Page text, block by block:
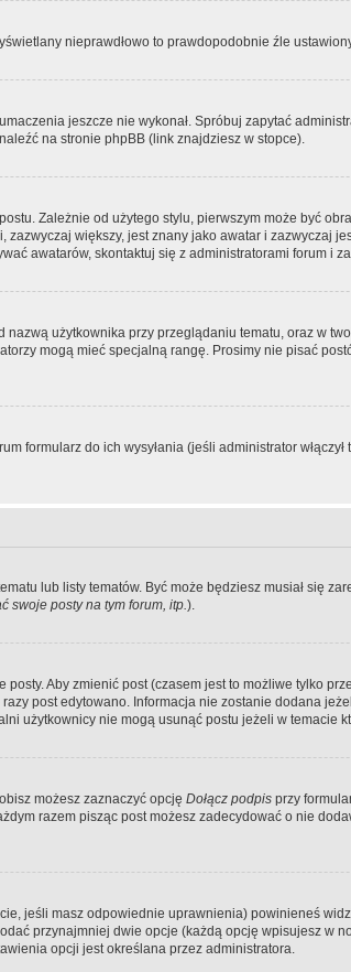
nieprawdłowo to prawdopodobnie źle
jeszcze nie wykonał. Spróbuj zapytać
na stronie phpBB (link znajdziesz w stopce).
Zależnie od użytego stylu, pierwszym może być
większy, jest znany jako awatar i
awatarów, skontaktuj się z administratorami forum i
użytkownika przy przeglądaniu tematu, oraz w
mogą mieć specjalną rangę. Prosimy nie pisać
formularz do ich wysyłania (jeśli administrator
lub listy tematów. Być może będziesz musiał się
swoje posty na tym forum, itp.).
Aby zmienić post (czasem jest to możliwe tylko
post edytowano. Informacja nie zostanie dodana
użytkownicy nie mogą usunąć postu jeżeli w temacie
możesz zaznaczyć opcję Dołącz podpis przy
razem pisząc post możesz zadecydować o nie
jeśli masz odpowiednie uprawnienia) powinieneś
przynajmniej dwie opcje (każdą opcję wpisujesz w
opcji jest określana przez administratora.